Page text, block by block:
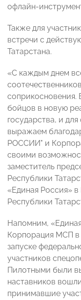
офлайн-
Также для
встречи с
Татарстана.
«С каждым днем
соприкосновения.
бойцов в новую
государства, и
выражаем
РОССИИ" и
своими
заместитель
Республики
«Единая Россия»
Республики
Напомним,
Корпорация МСП в
запуске
участников
Пилотными были
наставников
принимавшие